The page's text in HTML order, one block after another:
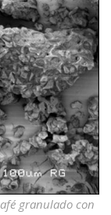
granulado con